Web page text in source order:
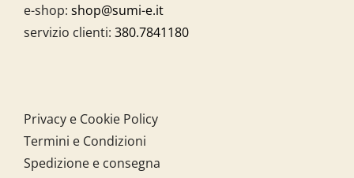
e-shop: shop@sumi-e.it
servizio clienti: 380.7841180
Privacy e Cookie Policy
Termini e Condizioni
Spedizione e consegna